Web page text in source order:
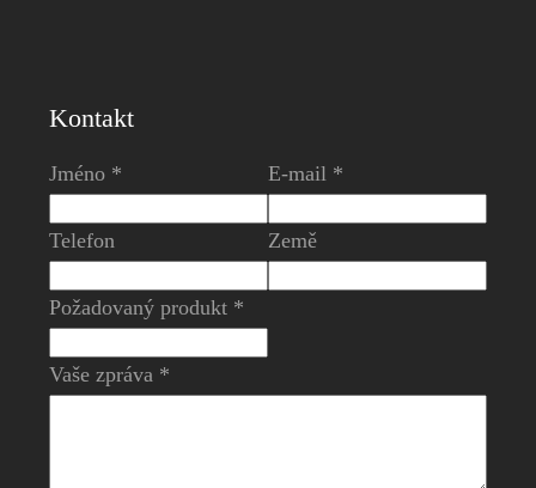
Kontakt
Jméno * E-mail *
Telefon Země
Požadovaný produkt *
Vaše zpráva *